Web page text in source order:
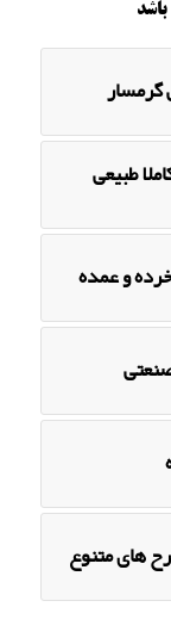
باشد
طبیعی
و عمده
های متنوع